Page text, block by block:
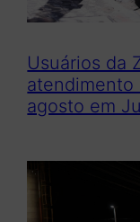
Usuários da
atendimento
agosto em